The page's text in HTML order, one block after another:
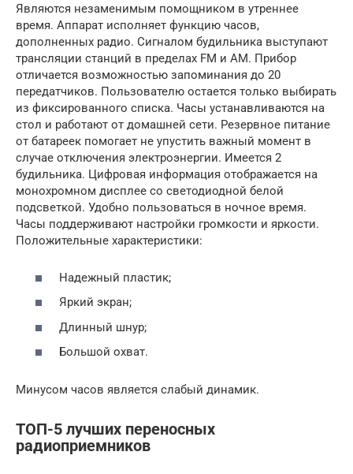
Являются незаменимым помощником в утреннее
время. Аппарат исполняет функцию часов,
дополненных радио. Сигналом будильника выступают
трансляции станций в пределах FM и AM. Прибор
отличается возможностью запоминания до 20
передатчиков. Пользователю остается только выбирать
из фиксированного списка. Часы устанавливаются на
стол и работают от домашней сети. Резервное питание
от батареек помогает не упустить важный момент в
случае отключения электроэнергии. Имеется 2
будильника. Цифровая информация отображается на
монохромном дисплее со светодиодной белой
подсветкой. Удобно пользоваться в ночное время.
Часы поддерживают настройки громкости и яркости.
Положительные характеристики:
Надежный пластик;
Яркий экран;
Длинный шнур;
Большой охват.
Минусом часов является слабый динамик.
ТОП-5 лучших переносных
радиоприемников